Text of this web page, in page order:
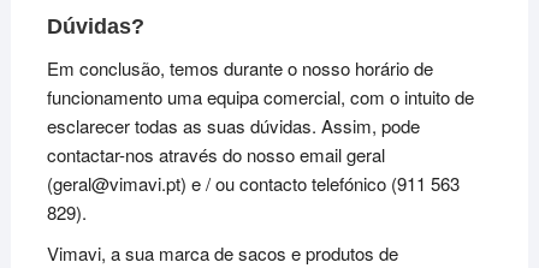
Dúvidas?
Em conclusão, temos durante o nosso horário de
funcionamento uma equipa comercial, com o intuito de
esclarecer todas as suas dúvidas. Assim, pode
contactar-nos através do nosso email geral
(geral@vimavi.pt) e / ou contacto telefónico (911 563
829).
Vimavi, a sua marca de sacos e produtos de